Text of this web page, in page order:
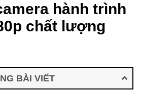
hành trình
chất lượng
BÀI VIẾT